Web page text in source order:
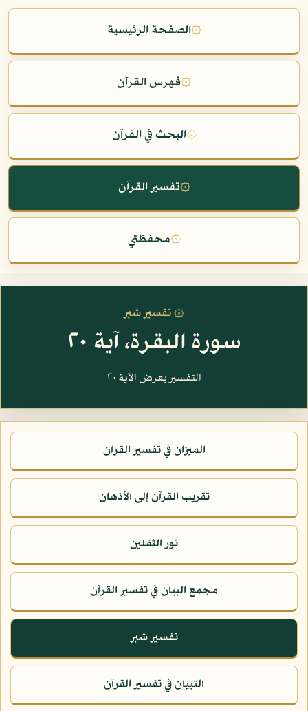
۞الصفحة الرئيسية
۞فهرس القرآن
۞البحث في القرآن
۞تفسير القرآن
۞محفظتي
۞ تفسير شبر
سورة البقرة، آية ٢٠
التفسير يعرض الآية ٢٠
الميزان في تفسير القرآن
تقريب القرآن إلى الأذهان
نور الثقلين
مجمع البيان في تفسير القرآن
تفسير شبر
التبيان في تفسير القرآن